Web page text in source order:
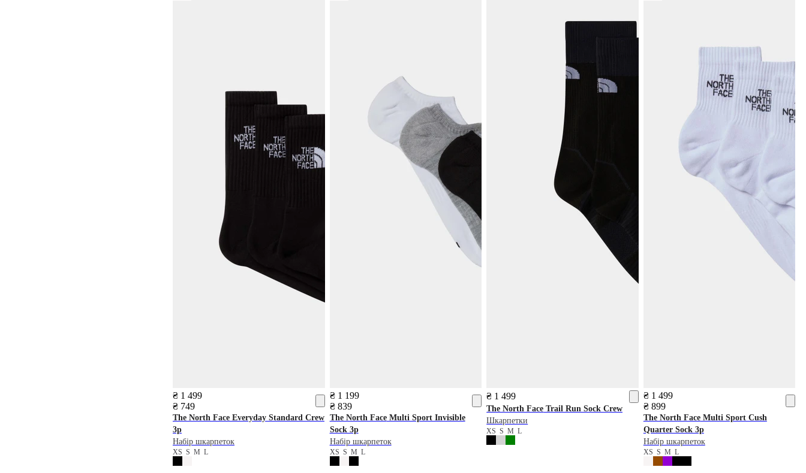
₴ 1 499
₴ 749
The North Face Everyday Standard Crew
3p
Набір шкарпеток
XS S M L
₴ 1 199
₴ 839
The North FaceMulti Sport Invisible
Sock 3p
Набір шкарпеток
XS S M L
₴ 1 499
The North Face Trail Run Sock Crew
Шкарпетки
XSSML
₴ 1 499
₴ 899
The North FaceMulti Sport Cush
Quarter Sock 3p
Набір шкарпеток
XS S M L